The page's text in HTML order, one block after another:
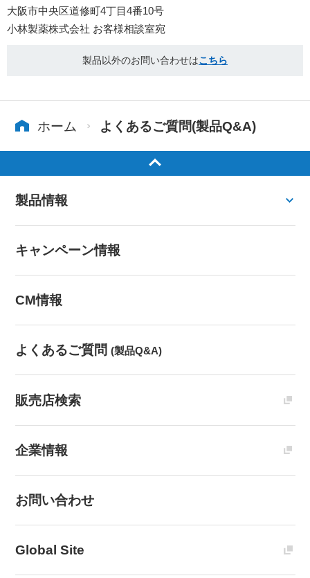
大阪市中央区道修町4丁目4番10号
小林製薬株式会社 お客様相談室宛
製品以外のお問い合わせはこちら
ホーム よくあるご質問(製品Q&A)
製品情報
キャンペーン情報
CM情報
よくあるご質問 (製品Q&A)
販売店検索
企業情報
お問い合わせ
Global Site